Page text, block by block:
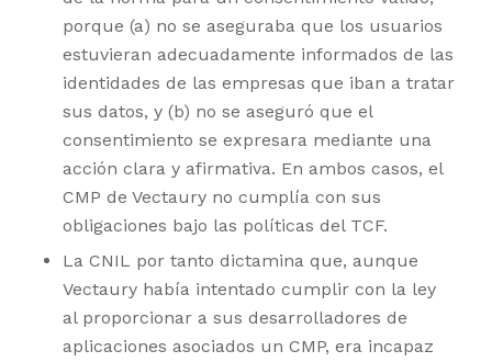
porque (a) no se aseguraba que los usuarios
estuvieran adecuadamente informados de las
identidades de las empresas que iban a tratar
sus datos, y (b) no se aseguró que el
consentimiento se expresara mediante una
acción clara y afirmativa. En ambos casos, el
CMP de Vectaury no cumplía con sus
obligaciones bajo las políticas del TCF.
La CNIL por tanto dictamina que, aunque
Vectaury había intentado cumplir con la ley
al proporcionar a sus desarrolladores de
aplicaciones asociados un CMP, era incapaz